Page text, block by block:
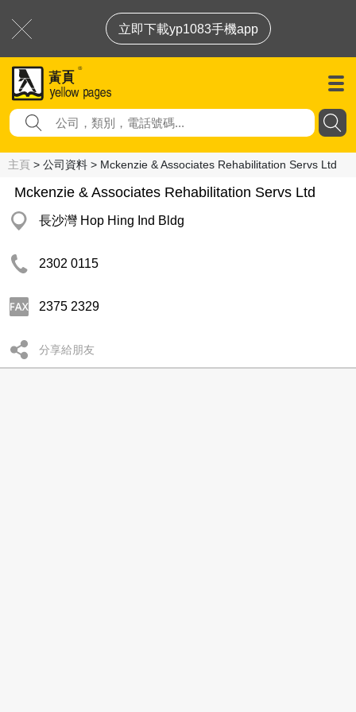
立即下載yp1083手機app
主頁 > 公司資料 > Mckenzie & Associates Rehabilitation Servs Ltd
Mckenzie & Associates Rehabilitation Servs Ltd
長沙灣 Hop Hing Ind Bldg
2302 0115
2375 2329
分享給朋友